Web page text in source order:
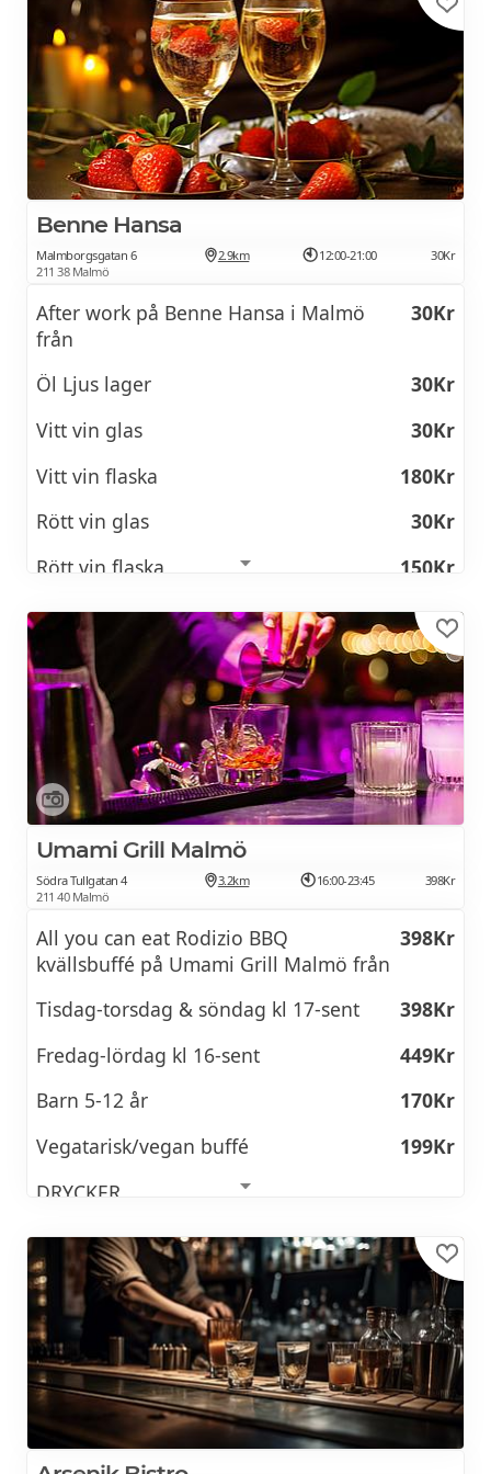
Benne Hansa
Malmborgsgatan 6
211 38 Malmö
2.9km 12:00-21:00 30Kr
After work på Benne Hansa i Malmö
från
30Kr
Öl Ljus lager
30Kr
Vitt vin glas
30Kr
Vitt vin flaska
180Kr
Rött vin glas
30Kr
Rött vin flaska
150Kr
Bubbel glas
40Kr
Bubbel flaska
180Kr
100% Trebbiano (Italien).
Läsk
20Kr
Pasta från
55Kr
Umami Grill Malmö
Södra Tullgatan 4
211 40 Malmö
3.2km 16:00-23:45 398Kr
All you can eat Rodizio BBQ
kvällsbuffé på Umami Grill Malmö från
398Kr
Tisdag-torsdag & söndag kl 17-sent
398Kr
Fredag-lördag kl 16-sent
449Kr
Barn 5-12 år
170Kr
Vegatarisk/vegan buffé
199Kr
DRYCKER
Öl på fat från
85Kr
Öl på flaska
79Kr
Cider
75Kr
Mousserande vin glas från
84Kr
Mousserande vin flaska från
399Kr
Vita/Röda /Rose viner glas från